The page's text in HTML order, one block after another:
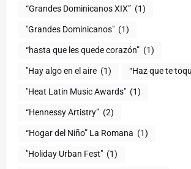
“Grandes Dominicanos XIX” (1)
"Grandes Dominicanos" (1)
(1)
"Hay algo en el aire (1) “Haz que te
"Heat Latin Music Awards" (1)
“Hennessy Artistry” (2)
“Hogar del Niño” La Romana (1)
(1)